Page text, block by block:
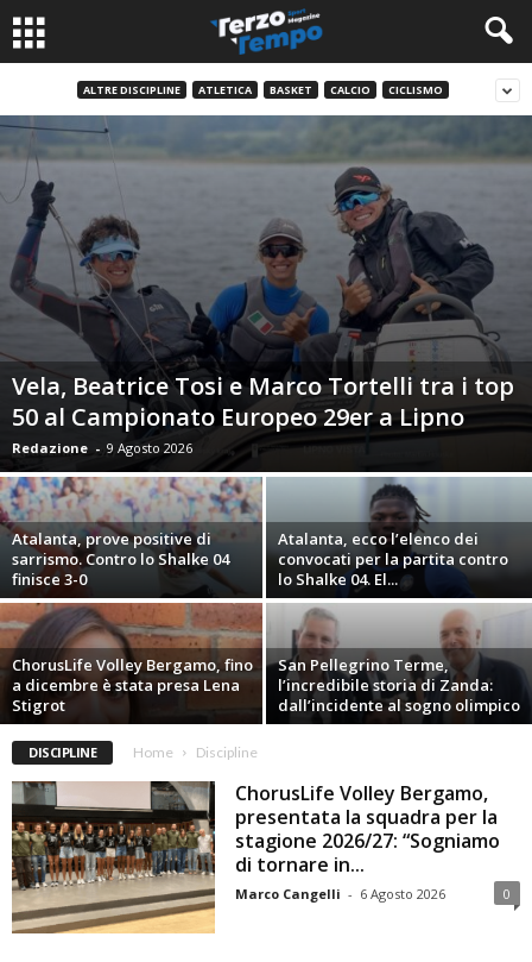
ALTRE DISCIPLINE ATLETICA BASKET CALCIO CICLISMO
Vela, Beatrice Tosi e Marco Tortelli tra i top
50 al Campionato Europeo 29er a Lipno
Redazione - 9 Agosto 2026
Atalanta, prove positive di
sarrismo. Contro lo Shalke 04
finisce 3-0
Atalanta, ecco l’elenco dei
convocati per la partita contro
lo Shalke 04. El...
ChorusLife Volley Bergamo, fino
a dicembre è stata presa Lena
Stigrot
San Pellegrino Terme,
l’incredibile storia di Zanda:
dall’incidente al sogno olimpico
DISCIPLINE Home Discipline
ChorusLife Volley Bergamo,
presentata la squadra per la
stagione 2026/27: “Sogniamo
di tornare in...
Marco Cangelli - 6 Agosto 2026 0